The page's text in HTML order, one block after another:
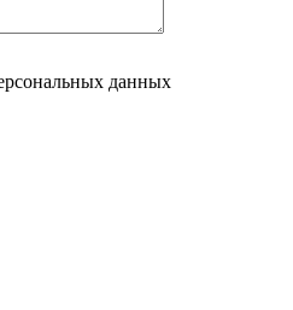
данных